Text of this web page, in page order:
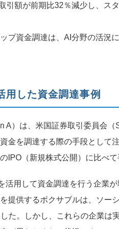
引額が前期比32％減少し、ス
プ資金調達は、AI分野の活況
用した資金調達事例
A）は、米国証券取引委員会
金を調達する際の手段として
IPO（新規株式公開）に比べ
活用して資金調達を行う企業
提供するボクサブルは、ソー
た。しかし、これらの企業